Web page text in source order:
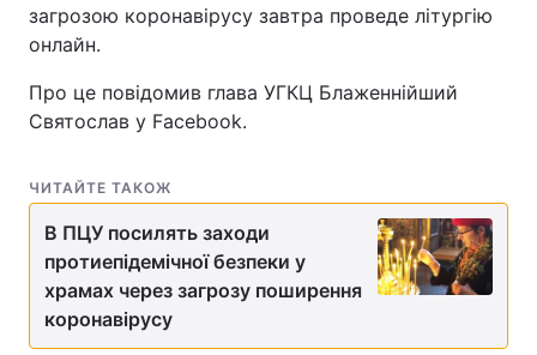
загрозою коронавірусу завтра проведе літургію
онлайн.
Про це повідомив глава УГКЦ Блаженнійший
Святослав у Facebook.
ЧИТАЙТЕ ТАКОЖ
В ПЦУ посилять заходи
протиепідемічної безпеки у
храмах через загрозу поширення
коронавірусу